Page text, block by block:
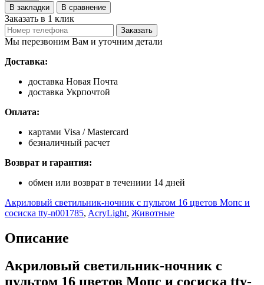
В закладки В сравнение
Заказать в 1 клик
Заказать
Мы перезвоним Вам и уточним детали
Доставка:
доставка Новая Почта
доставка Укрпочтой
Оплата:
картами Visa / Mastercard
безналичный расчет
Возврат и гарантия:
обмен или возврат в течениии 14 дней
Акриловый светильник-ночник с пультом 16 цветов Мопс и
сосиска tty-n001785, AcryLight, Животные
Описание
Акриловый светильник-ночник с
пультом 16 цветов Мопс и сосиска tty-